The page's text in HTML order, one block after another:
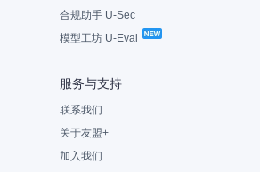
合规助手 U-Sec
模型工坊 U-Eval
服务与支持
联系我们
关于友盟+
加入我们